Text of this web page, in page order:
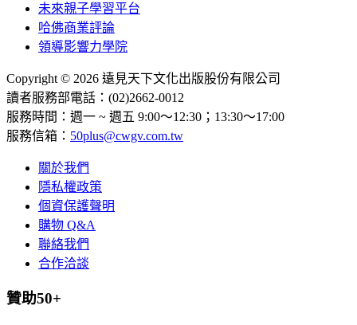
未來親子學習平台
哈佛商業評論
領導影響力學院
Copyright © 2026 遠見天下文化出版股份有限公司
讀者服務部電話：(02)2662-0012
服務時間：週一 ~ 週五 9:00～12:30；13:30～17:00
服務信箱： 50plus@cwgv.com.tw
關於我們
隱私權政策
個資保護聲明
購物 Q&A
聯絡我們
合作洽談
贊助50+